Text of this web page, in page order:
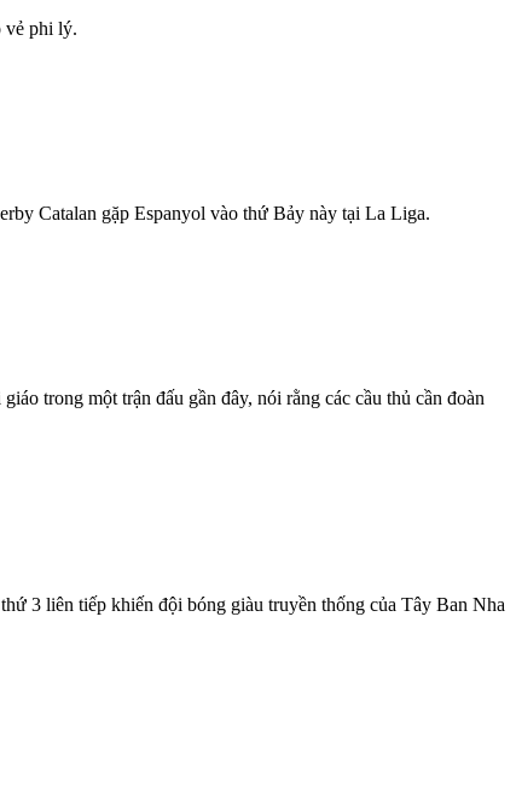
vẻ phi lý.
Catalan gặp Espanyol vào thứ Bảy này tại La Liga.
trong một trận đấu gần đây, nói rằng các cầu thủ cần đoàn
3 liên tiếp khiến đội bóng giàu truyền thống của Tây Ban Nha